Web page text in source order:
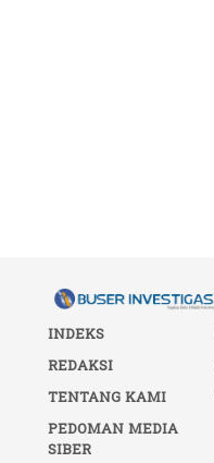
INDEKS
REDAKSI
TENTANG KAMI
PEDOMAN MEDIA
SIBER